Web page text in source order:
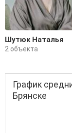
Шутюк Наталья
2 объекта
График
Брянске